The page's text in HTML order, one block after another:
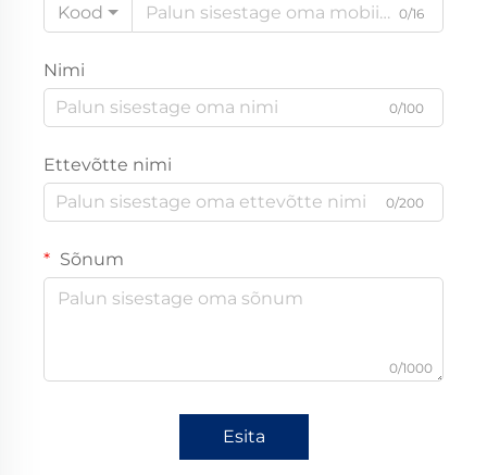
Kood
0/16
Nimi
0/100
Ettevõtte nimi
0/200
Sõnum
0/1000
Esita